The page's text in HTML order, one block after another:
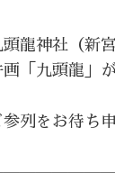
頭龍神社（新
「九頭龍」
列をお待ち